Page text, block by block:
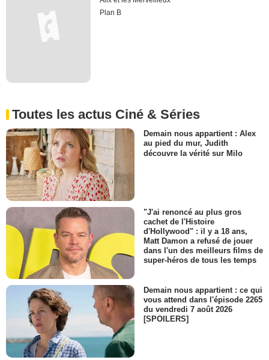
Plan B
Toutes les actus Ciné & Séries
Demain nous appartient : Alex
au pied du mur, Judith
découvre la vérité sur Milo
"J'ai renoncé au plus gros
cachet de l'Histoire
d'Hollywood" : il y a 18 ans,
Matt Damon a refusé de jouer
dans l'un des meilleurs films de
super-héros de tous les temps
Demain nous appartient : ce qui
vous attend dans l'épisode 2265
du vendredi 7 août 2026
[SPOILERS]